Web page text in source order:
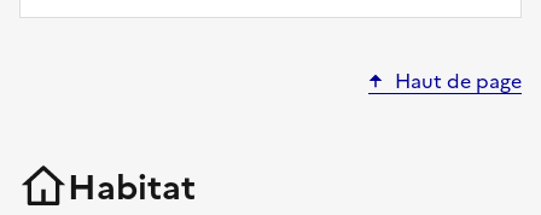
Haut de page
Habitat